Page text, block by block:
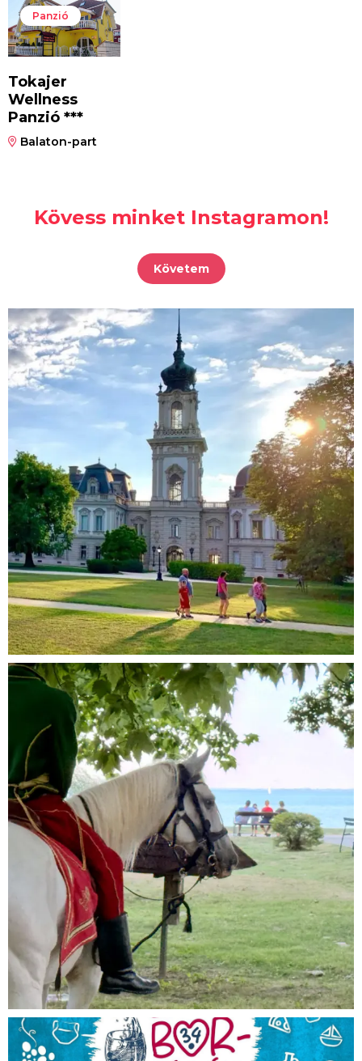
Panzió
Tokajer
Wellness
Panzió ***
Balaton-part
Kövess minket Instagramon!
Követem